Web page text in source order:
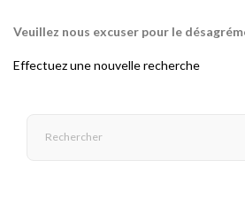
Veuillez nous excuser pour le
Effectuez une nouvelle recherche